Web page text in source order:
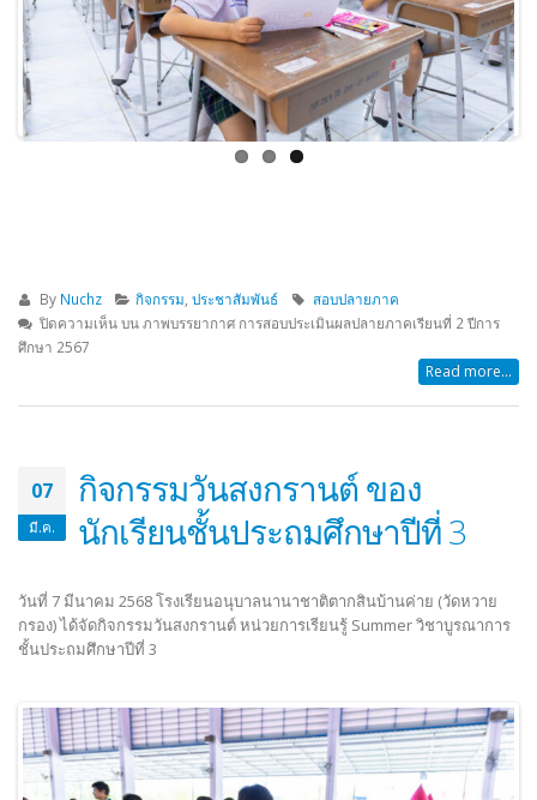
Previous Next
By Nuchz กิจกรรม ,ประชาสัมพันธ์
สอบปลายภาค
ปิดความเห็นบน ภาพบรรยากาศ การสอบประเมินผลปลายภาคเรียนที่ 2 ปีการ
ศึกษา 2567
Read more...
07
มี.ค.
กิจกรรมวันสงกรานต์ ของ
นักเรียนชั้นประถมศึกษาปีที่ 3
วันที่ 7 มีนาคม 2568 โรงเรียนอนุบาลนานาชาติตากสินบ้านค่าย (วัดหวาย
กรอง) ได้จัดกิจกรรมวันสงกรานต์ หน่วยการเรียนรู้ Summer วิชาบูรณาการ
ชั้นประถมศึกษาปีที่ 3